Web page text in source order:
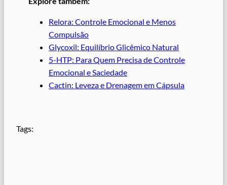
Relora: Controle Emocional e Menos
Compulsão
Glycoxil: Equilíbrio Glicêmico Natural
5-HTP: Para Quem Precisa de Controle
Emocional e Saciedade
Cactin: Leveza e Drenagem em Cápsula
Tags: